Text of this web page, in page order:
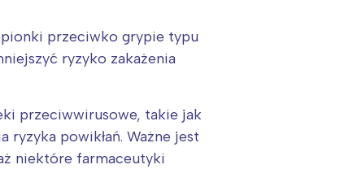
przeciwko grypie typu
ryzyko zakażenia
przeciwwirusowe, takie jak
powikłań. Ważne jest
niektóre farmaceutyki